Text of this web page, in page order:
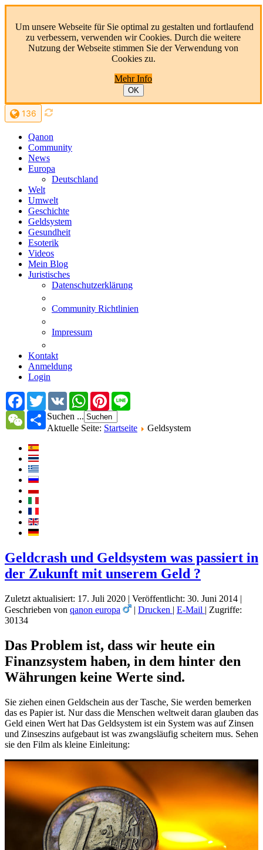
Um unsere Webseite für Sie optimal zu gestalten und fortlaufend
zu verbessern, verwenden wir Cookies. Durch die weitere
Nutzung der Webseite stimmen Sie der Verwendung von
Cookies zu.
Mehr Info
OK
136
Qanon
Community
News
Europa
Deutschland
Welt
Umwelt
Geschichte
Geldsystem
Gesundheit
Esoterik
Videos
Mein Blog
Juristisches
Datenschutzerklärung
Community Richtlinien
Impressum
Kontakt
Anmeldung
Login
Facebook
Twitter VK WhatsApp
Pinterest
WeChatShare
Suchen ...
Aktuelle Seite: Startseite Geldsystem
Geldcrash und Geldsystem was passiert in
der Zukunft mit unserem Geld ?
Zuletzt aktualisiert: 17. Juli 2020 | Veröffentlicht: 30. Juni 2014 |
Geschrieben von qanon europa | Drucken | E-Mail | Zugriffe:
30134
Das Problem ist, dass wir heute ein
Finanzsystem haben, in dem hinter den
Währungen keine Werte sind.
Sie ziehen einen Geldschein aus der Tasche, Sie werden bemerken
das es Papier ist. Nur dass die Menschen weltweit daran glauben das
Geld einen Wert hat Das Geldsystem ist ein System was auf Zinsen
und Zinseszins aufgebaut ist was zwangsläufig scheitern mus. Sehen
sie den Film als kleine Einleitung: